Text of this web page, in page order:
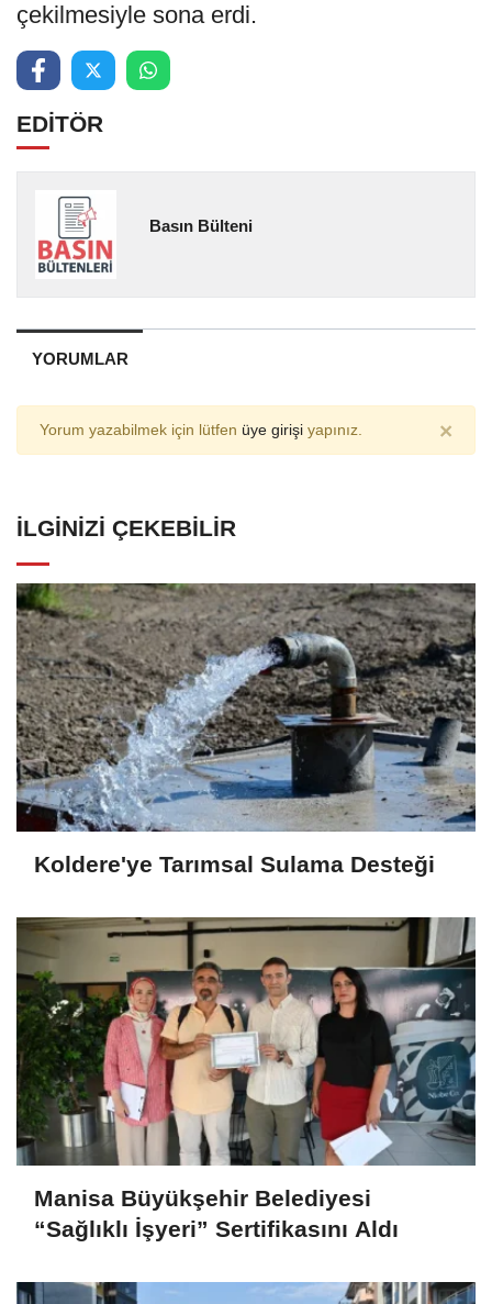
çekilmesiyle sona erdi.
EDİTÖR
Basın Bülteni
YORUMLAR
Yorum yazabilmek için lütfen üye girişi yapınız. ×
İLGINIZI ÇEKEBILIR
Koldere'ye Tarımsal Sulama Desteği
Manisa Büyükşehir Belediyesi
“Sağlıklı İşyeri” Sertifikasını Aldı